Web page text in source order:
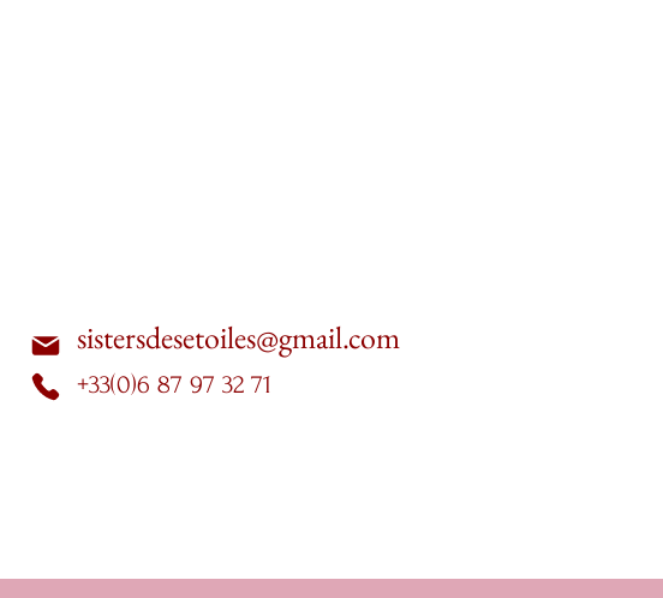
sistersdesetoiles@gmail.com
+33(0)6 87 97 32 71